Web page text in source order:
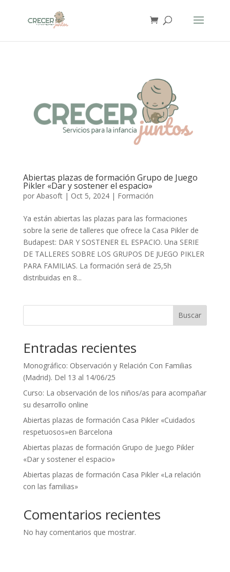
Abiertas plazas de formación Grupo de Juego
Pikler «Dar y sostener el espacio»
por Abasoft| Oct 5, 2024| Formación
Ya están abiertas las plazas para las formaciones
sobre la serie de talleres que ofrece la Casa Pikler de
Budapest: DAR Y SOSTENER EL ESPACIO. Una SERIE
DE TALLERES SOBRE LOS GRUPOS DE JUEGO PIKLER
PARA FAMILIAS. La formación será de 25,5h
distribuidas en 8...
Buscar
Entradas recientes
Monográfico: Observación y Relación Con Familias
(Madrid). Del 13 al 14/06/25
Curso: La observación de los niños/as para acompañar
su desarrollo online
Abiertas plazas de formación Casa Pikler «Cuidados
respetuosos»en Barcelona
Abiertas plazas de formación Grupo de Juego Pikler
«Dar y sostener el espacio»
Abiertas plazas de formación Casa Pikler «La relación
con las familias»
Comentarios recientes
No hay comentarios que mostrar.